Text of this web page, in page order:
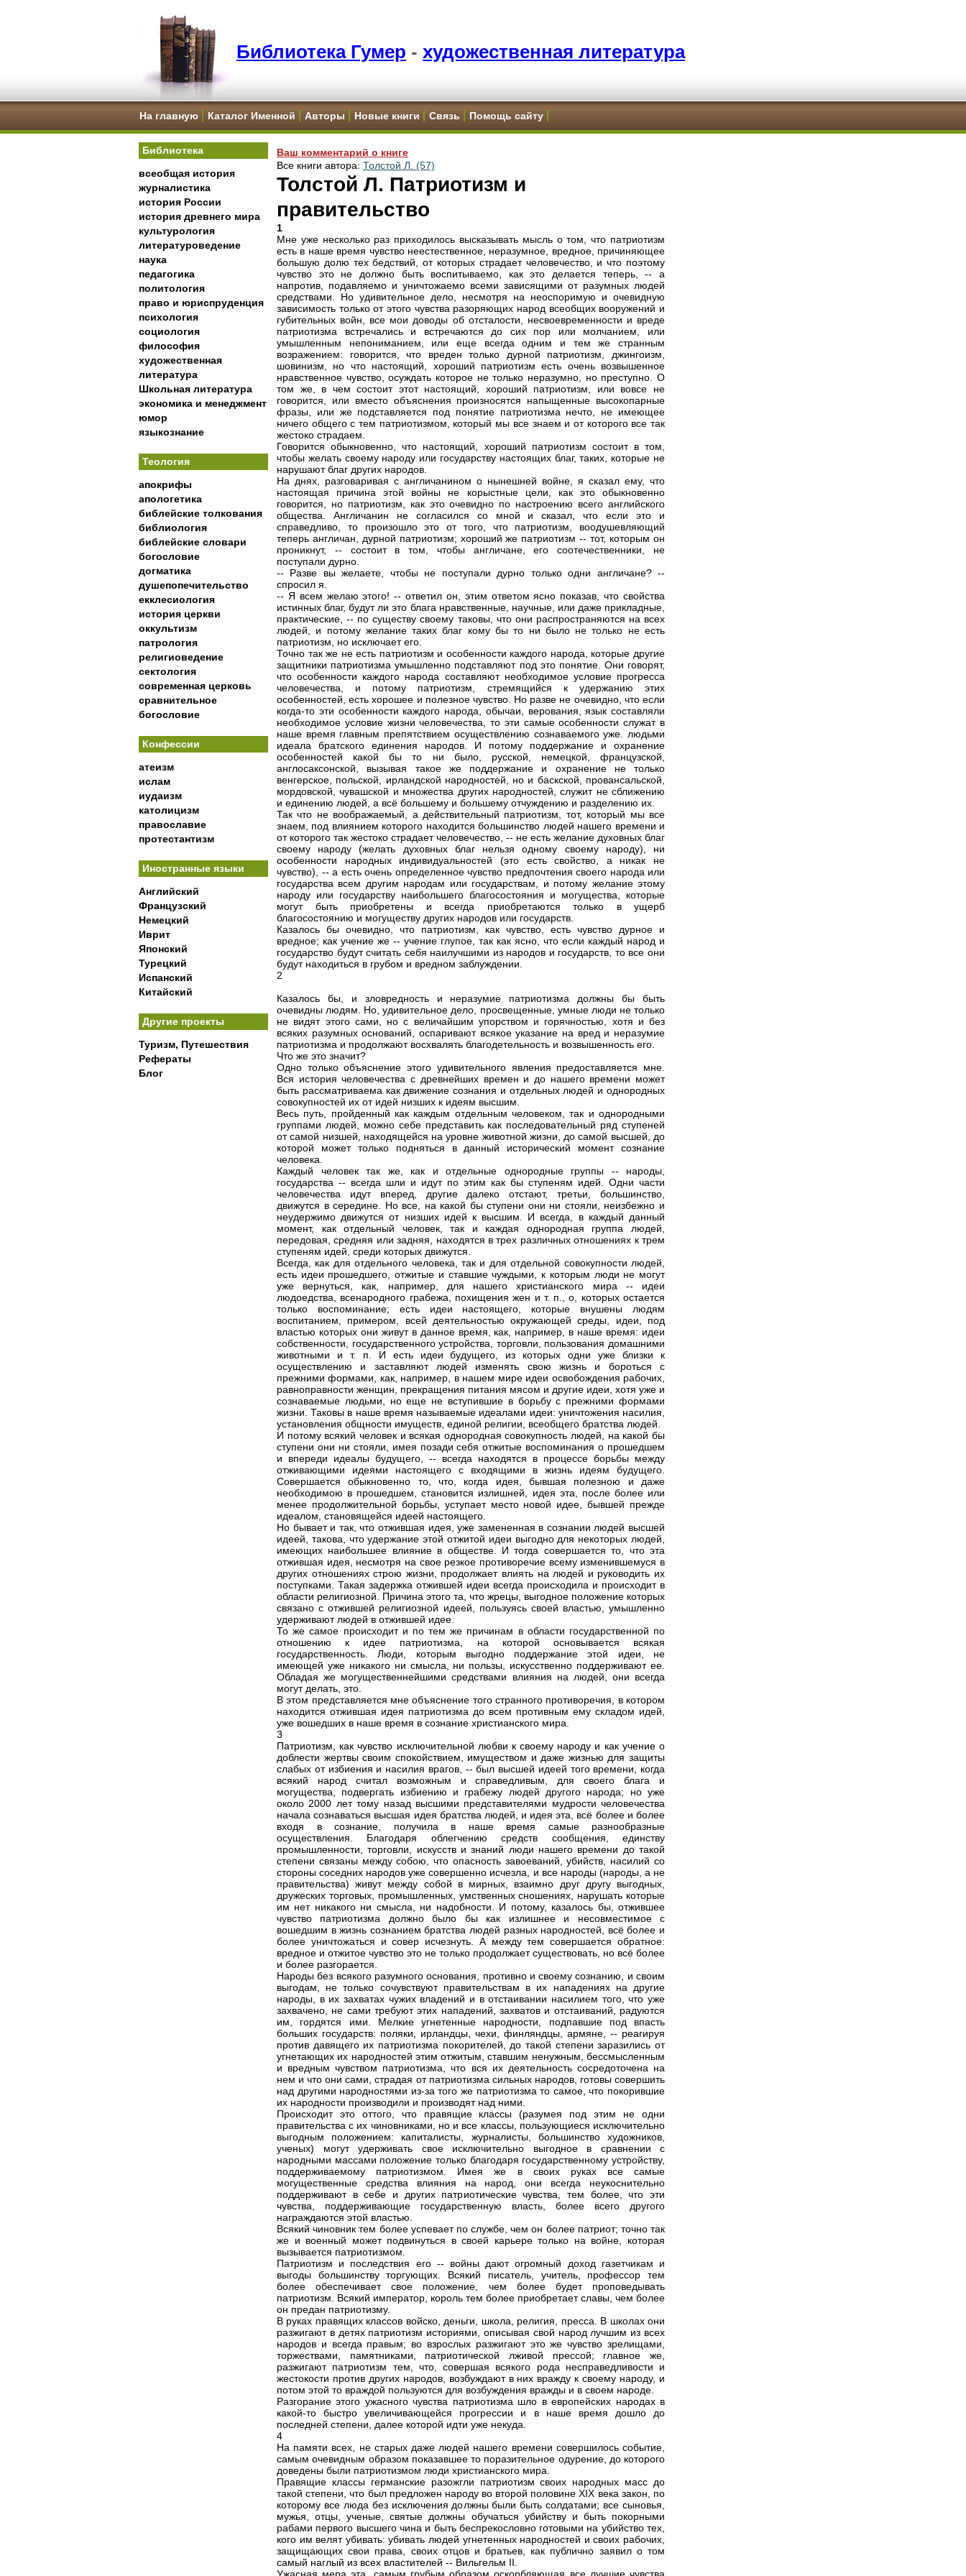
Библиотека Гумер - художественная литература
На главную Каталог Именной Авторы Новые книги Связь Помощь сайту
Библиотека
всеобщая история
журналистика
история России
история древнего мира
культурология
литературоведение
наука
педагогика
политология
право и юриспруденция
психология
социология
философия
художественная
литература
Школьная литература
экономика и менеджмент
юмор
языкознание
Теология
апокрифы
апологетика
библейские толкования
библиология
библейские словари
богословие
догматика
душепопечительство
екклесиология
история церкви
оккультизм
патрология
религиоведение
сектология
современная церковь
сравнительное
богословие
Конфессии
атеизм
ислам
иудаизм
католицизм
православие
протестантизм
Иностранные языки
Английский
Французский
Немецкий
Иврит
Японский
Турецкий
Испанский
Китайский
Другие проекты
Туризм, Путешествия
Рефераты
Блог
Ваш комментарий о книге
Все книги автора: Толстой Л. (57)
Толстой Л. Патриотизм и
правительство
1
Мне уже несколько раз приходилось высказывать мысль о том, что патриотизм
есть в наше время чувство неестественное, неразумное, вредное, причиняющее
большую долю тех бедствий, от которых страдает человечество, и что поэтому
чувство это не должно быть воспитываемо, как это делается теперь, -- а
напротив, подавляемо и уничтожаемо всеми зависящими от разумных людей
средствами. Но удивительное дело, несмотря на неоспоримую и очевидную
зависимость только от этого чувства разоряющих народ всеобщих вооружений и
губительных войн, все мои доводы об отсталости, несвоевременности и вреде
патриотизма встречались и встречаются до сих пор или молчанием, или
умышленным непониманием, или еще всегда одним и тем же странным
возражением: говорится, что вреден только дурной патриотизм, джингоизм,
шовинизм, но что настоящий, хороший патриотизм есть очень возвышенное
нравственное чувство, осуждать которое не только неразумно, но преступно. О
том же, в чем состоит этот настоящий, хороший патриотизм, или вовсе не
говорится, или вместо объяснения произносятся напыщенные высокопарные
фразы, или же подставляется под понятие патриотизма нечто, не имеющее
ничего общего с тем патриотизмом, который мы все знаем и от которого все так
жестоко страдаем.
Говорится обыкновенно, что настоящий, хороший патриотизм состоит в том,
чтобы желать своему народу или государству настоящих благ, таких, которые не
нарушают благ других народов.
На днях, разговаривая с англичанином о нынешней войне, я сказал ему, что
настоящая причина этой войны не корыстные цели, как это обыкновенно
говорится, но патриотизм, как это очевидно по настроению всего английского
общества. Англичанин не согласился со мной и сказал, что если это и
справедливо, то произошло это от того, что патриотизм, воодушевляющий
теперь англичан, дурной патриотизм; хороший же патриотизм -- тот, которым он
проникнут, -- состоит в том, чтобы англичане, его соотечественники, не
поступали дурно.
-- Разве вы желаете, чтобы не поступали дурно только одни англичане? --
спросил я.
-- Я всем желаю этого! -- ответил он, этим ответом ясно показав, что свойства
истинных благ, будут ли это блага нравственные, научные, или даже прикладные,
практические, -- по существу своему таковы, что они распространяются на всех
людей, и потому желание таких благ кому бы то ни было не только не есть
патриотизм, но исключает его.
Точно так же не есть патриотизм и особенности каждого народа, которые другие
защитники патриотизма умышленно подставляют под это понятие. Они говорят,
что особенности каждого народа составляют необходимое условие прогресса
человечества, и потому патриотизм, стремящийся к удержанию этих
особенностей, есть хорошее и полезное чувство. Но разве не очевидно, что если
когда-то эти особенности каждого народа, обычаи, верования, язык составляли
необходимое условие жизни человечества, то эти самые особенности служат в
наше время главным препятствием осуществлению сознаваемого уже. людьми
идеала братского единения народов. И потому поддержание и охранение
особенностей какой бы то ни было, русской, немецкой, французской,
англосаксонской, вызывая такое же поддержание и охранение не только
венгерское, польской, ирландской народностей, но и баскской, провансальской,
мордовской, чувашской и множества других народностей, служит не сближению
и единению людей, а всё большему и большему отчуждению и разделению их.
Так что не воображаемый, а действительный патриотизм, тот, который мы все
знаем, под влиянием которого находится большинство людей нашего времени и
от которого так жестоко страдает человечество, -- не есть желание духовных благ
своему народу (желать духовных благ нельзя одному своему народу), ни
особенности народных индивидуальностей (это есть свойство, а никак не
чувство), -- а есть очень определенное чувство предпочтения своего народа или
государства всем другим народам или государствам, и потому желание этому
народу или государству наибольшего благосостояния и могущества, которые
могут быть приобретены и всегда приобретаются только в ущерб
благосостоянию и могуществу других народов или государств.
Казалось бы очевидно, что патриотизм, как чувство, есть чувство дурное и
вредное; как учение же -- учение глупое, так как ясно, что если каждый народ и
государство будут считать себя наилучшими из народов и государств, то все они
будут находиться в грубом и вредном заблуждении.
2
Казалось бы, и зловредность и неразумие патриотизма должны бы быть
очевидны людям. Но, удивительное дело, просвещенные, умные люди не только
не видят этого сами, но с величайшим упорством и горячностью, хотя и без
всяких разумных оснований, оспаривают всякое указание на вред и неразумие
патриотизма и продолжают восхвалять благодетельность и возвышенность его.
Что же это значит?
Одно только объяснение этого удивительного явления предоставляется мне.
Вся история человечества с древнейших времен и до нашего времени может
быть рассматриваема как движение сознания и отдельных людей и однородных
совокупностей их от идей низших к идеям высшим.
Весь путь, пройденный как каждым отдельным человеком, так и однородными
группами людей, можно себе представить как последовательный ряд ступеней
от самой низшей, находящейся на уровне животной жизни, до самой высшей, до
которой может только подняться в данный исторический момент сознание
человека.
Каждый человек так же, как и отдельные однородные группы -- народы,
государства -- всегда шли и идут по этим как бы ступеням идей. Одни части
человечества идут вперед, другие далеко отстают, третьи, большинство,
движутся в середине. Но все, на какой бы ступени они ни стояли, неизбежно и
неудержимо движутся от низших идей к высшим. И всегда, в каждый данный
момент, как отдельный человек, так и каждая однородная группа людей,
передовая, средняя или задняя, находятся в трех различных отношениях к трем
ступеням идей, среди которых движутся.
Всегда, как для отдельного человека, так и для отдельной совокупности людей,
есть идеи прошедшего, отжитые и ставшие чуждыми, к которым люди не могут
уже вернуться, как, например, для нашего христианского мира -- идеи
людоедства, всенародного грабежа, похищения жен и т. п., о, которых остается
только воспоминание; есть идеи настоящего, которые внушены людям
воспитанием, примером, всей деятельностью окружающей среды, идеи, под
властью которых они живут в данное время, как, например, в наше время: идеи
собственности, государственного устройства, торговли, пользования домашними
животными и т. п. И есть идеи будущего, из которых одни уже близки к
осуществлению и заставляют людей изменять свою жизнь и бороться с
прежними формами, как, например, в нашем мире идеи освобождения рабочих,
равноправности женщин, прекращения питания мясом и другие идеи, хотя уже и
сознаваемые людьми, но еще не вступившие в борьбу с прежними формами
жизни. Таковы в наше время называемые идеалами идеи: уничтожения насилия,
установления общности имуществ, единой религии, всеобщего братства людей.
И потому всякий человек и всякая однородная совокупность людей, на какой бы
ступени они ни стояли, имея позади себя отжитые воспоминания о прошедшем
и впереди идеалы будущего, -- всегда находятся в процессе борьбы между
отживающими идеями настоящего с входящими в жизнь идеям будущего.
Совершается обыкновенно то, что, когда идея, бывшая полезною и даже
необходимою в прошедшем, становится излишней, идея эта, после более или
менее продолжительной борьбы, уступает место новой идее, бывшей прежде
идеалом, становящейся идеей настоящего.
Но бывает и так, что отжившая идея, уже замененная в сознании людей высшей
идеей, такова, что удержание этой отжитой идеи выгодно для некоторых людей,
имеющих наибольшее влияние в обществе. И тогда совершается то, что эта
отжившая идея, несмотря на свое резкое противоречие всему изменившемуся в
других отношениях строю жизни, продолжает влиять на людей и руководить их
поступками. Такая задержка отжившей идеи всегда происходила и происходит в
области религиозной. Причина этого та, что жрецы, выгодное положение которых
связано с отжившей религиозной идеей, пользуясь своей властью, умышленно
удерживают людей в отжившей идее.
То же самое происходит и по тем же причинам в области государственной по
отношению к идее патриотизма, на которой основывается всякая
государственность. Люди, которым выгодно поддержание этой идеи, не
имеющей уже никакого ни смысла, ни пользы, искусственно поддерживают ее.
Обладая же могущественнейшими средствами влияния на людей, они всегда
могут делать, это.
В этом представляется мне объяснение того странного противоречия, в котором
находится отжившая идея патриотизма до всем противным ему складом идей,
уже вошедших в наше время в сознание христианского мира.
3
Патриотизм, как чувство исключительной любви к своему народу и как учение о
доблести жертвы своим спокойствием, имуществом и даже жизнью для защиты
слабых от избиения и насилия врагов, -- был высшей идеей того времени, когда
всякий народ считал возможным и справедливым, для своего блага и
могущества, подвергать избиению и грабежу людей другого народа; но уже
около 2000 лет тому назад высшими представителями мудрости человечества
начала сознаваться высшая идея братства людей, и идея эта, всё более и более
входя в сознание, получила в наше время самые разнообразные
осуществления. Благодаря облегчению средств сообщения, единству
промышленности, торговли, искусств и знаний люди нашего времени до такой
степени связаны между собою, что опасность завоеваний, убийств, насилий со
стороны соседних народов уже совершенно исчезла, и все народы (народы, а не
правительства) живут между собой в мирных, взаимно друг другу выгодных,
дружеских торговых, промышленных, умственных сношениях, нарушать которые
им нет никакого ни смысла, ни надобности. И потому, казалось бы, отжившее
чувство патриотизма должно было бы как излишнее и несовместимое с
вошедшим в жизнь сознанием братства людей разных народностей, всё более и
более уничтожаться и совер исчезнуть. А между тем совершается обратное:
вредное и отжитое чувство это не только продолжает существовать, но всё более
и более разгорается.
Народы без всякого разумного основания, противно и своему сознанию, и своим
выгодам, не только сочувствуют правительствам в их нападениях на другие
народы, в их захватах чужих владений и в отстаивании насилием того, что уже
захвачено, не сами требуют этих нападений, захватов и отстаиваний, радуются
им, гордятся ими. Мелкие угнетенные народности, подпавшие под впасть
больших государств: поляки, ирландцы, чехи, финляндцы, армяне, -- реагируя
против давящего их патриотизма покорителей, до такой степени заразились от
угнетающих их народностей этим отжитым, ставшим ненужным, бессмысленным
и вредным чувством патриотизма, что вся их деятельность сосредоточена на
нем и что они сами, страдая от патриотизма сильных народов, готовы совершить
над другими народностями из-за того же патриотизма то самое, что покорившие
их народности производили и производят над ними.
Происходит это оттого, что правящие классы (разумея под этим не одни
правительства с их чиновниками, но и все классы, пользующиеся исключительно
выгодным положением: капиталисты, журналисты, большинство художников,
ученых) могут удерживать свое исключительно выгодное в сравнении с
народными массами положение только благодаря государственному устройству,
поддерживаемому патриотизмом. Имея же в своих руках все самые
могущественные средства влияния на народ, они всегда неукоснительно
поддерживают в себе и других патриотические чувства, тем более, что эти
чувства, поддерживающие государственную власть, более всего другого
награждаются этой властью.
Всякий чиновник тем более успевает по службе, чем он более патриот; точно так
же и военный может подвинуться в своей карьере только на войне, которая
вызывается патриотизмом.
Патриотизм и последствия его -- войны дают огромный доход газетчикам и
выгоды большинству торгующих. Всякий писатель, учитель, профессор тем
более обеспечивает свое положение, чем более будет проповедывать
патриотизм. Всякий император, король тем более приобретает славы, чем более
он предан патриотизму.
В руках правящих классов войско, деньги, школа, религия, пресса. В школах они
разжигают в детях патриотизм историями, описывая свой народ лучшим из всех
народов и всегда правым; во взрослых разжигают это же чувство зрелищами,
торжествами, памятниками, патриотической лживой прессой; главное же,
разжигают патриотизм тем, что, совершая всякого рода несправедливости и
жестокости против других народов, возбуждают в них вражду к своему народу, и
потом этой то враждой пользуются для возбуждения вражды и в своем народе.
Разгорание этого ужасного чувства патриотизма шло в европейских народах в
какой-то быстро увеличивающейся прогрессии и в наше время дошло до
последней степени, далее которой идти уже некуда.
4
На памяти всех, не старых даже людей нашего времени совершилось событие,
самым очевидным образом показавшее то поразительное одурение, до которого
доведены были патриотизмом люди христианского мира.
Правящие классы германские разожгли патриотизм своих народных масс до
такой степени, что был предложен народу во второй половине XIX века закон, по
которому все люда без исключения должны были быть солдатами; все сыновья,
мужья, отцы, ученые, святые должны обучаться убийству и быть покорными
рабами первого высшего чина и быть беспрекословно готовыми на убийство тех,
кого им велят убивать: убивать людей угнетенных народностей и своих рабочих,
защищающих свои права, своих отцов и братьев, как публично заявил о том
самый наглый из всех властителей -- Вильгельм II.